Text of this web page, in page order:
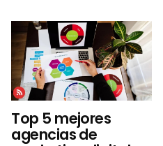
Top 5 mejores
agencias de